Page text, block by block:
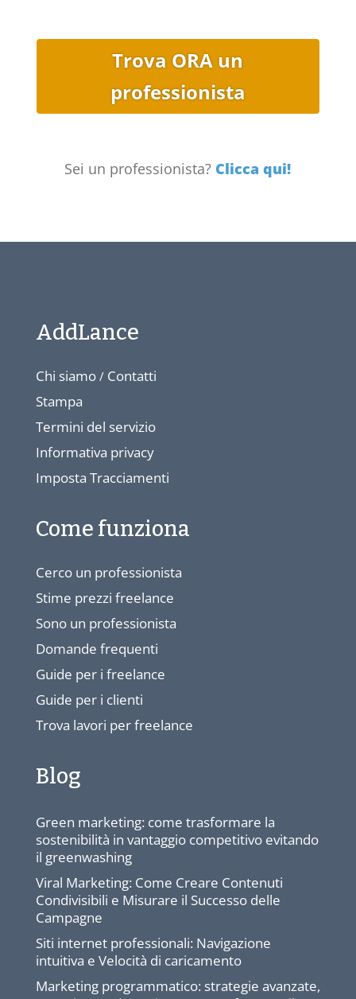
Trova ORA un
professionista
Sei un professionista? Clicca qui!
AddLance
Chi siamo/ Contatti
Stampa
Termini del servizio
Informativa privacy
Imposta Tracciamenti
Come funziona
Cerco un professionista
Stime prezzi freelance
Sono un professionista
Domande frequenti
Guide per i freelance
Guide per i clienti
Trova lavori per freelance
Blog
Green marketing: come trasformare la
sostenibilità in vantaggio competitivo evitando
il greenwashing
Viral Marketing: Come Creare Contenuti
Condivisibili e Misurare il Successo delle
Campagne
Siti internet professionali: Navigazione
intuitiva e Velocità di caricamento
Marketing programmatico: strategie avanzate,